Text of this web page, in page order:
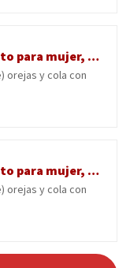
Celanisai Disfraz de gato para mujer, lobo cosplay, cola de gato, orejas de gato, divertido, animales falsos, máscaras de piel, máscara Therian con guantes de cola, máscara para gatos, juego de
orejas y cola con
Celanisai Disfraz de gato para mujer, lobo cosplay, cola de gato, orejas de gato, divertido, animales falsos, máscaras de piel, máscara Therian con guantes de cola, máscara para gatos, juego de
orejas y cola con